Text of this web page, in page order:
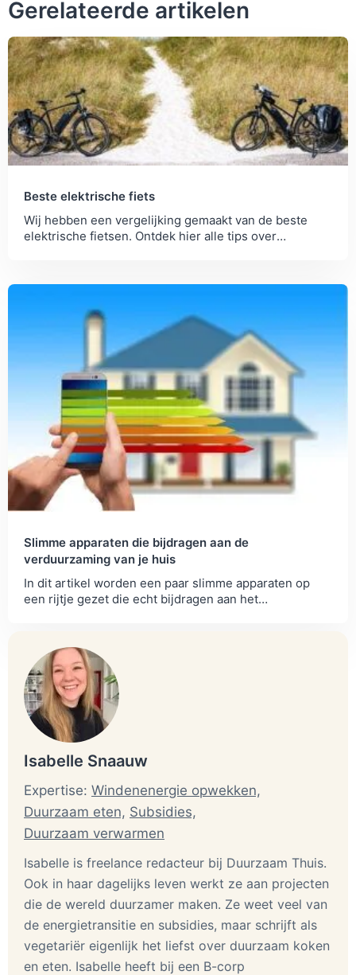
Gerelateerde artikelen
Beste elektrische fiets
Wij hebben een vergelijking gemaakt van de beste
elektrische fietsen. Ontdek hier alle tips over
Slimme apparaten die bijdragen aan de
verduurzaming van je huis
In dit artikel worden een paar slimme apparaten op
een rijtje gezet die echt bijdragen aan het
Isabelle Snaauw
Expertise: Windenenergie opwekken,
Duurzaam eten, Subsidies,
Duurzaam verwarmen
Isabelle is freelance redacteur bij Duurzaam Thuis.
Ook in haar dagelijks leven werkt ze aan projecten
die de wereld duurzamer maken. Ze weet veel van
de energietransitie en subsidies, maar schrijft als
vegetariër eigenlijk het liefst over duurzaam koken
en eten. Isabelle heeft bij een B-corp